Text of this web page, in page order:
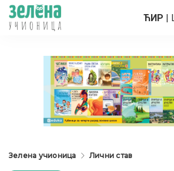
ЋИР |
Зелена учионица Лични став